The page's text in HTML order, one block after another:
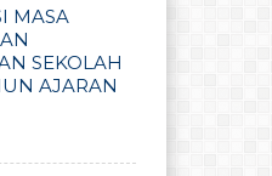
MASA
SEKOLAH
AJARAN